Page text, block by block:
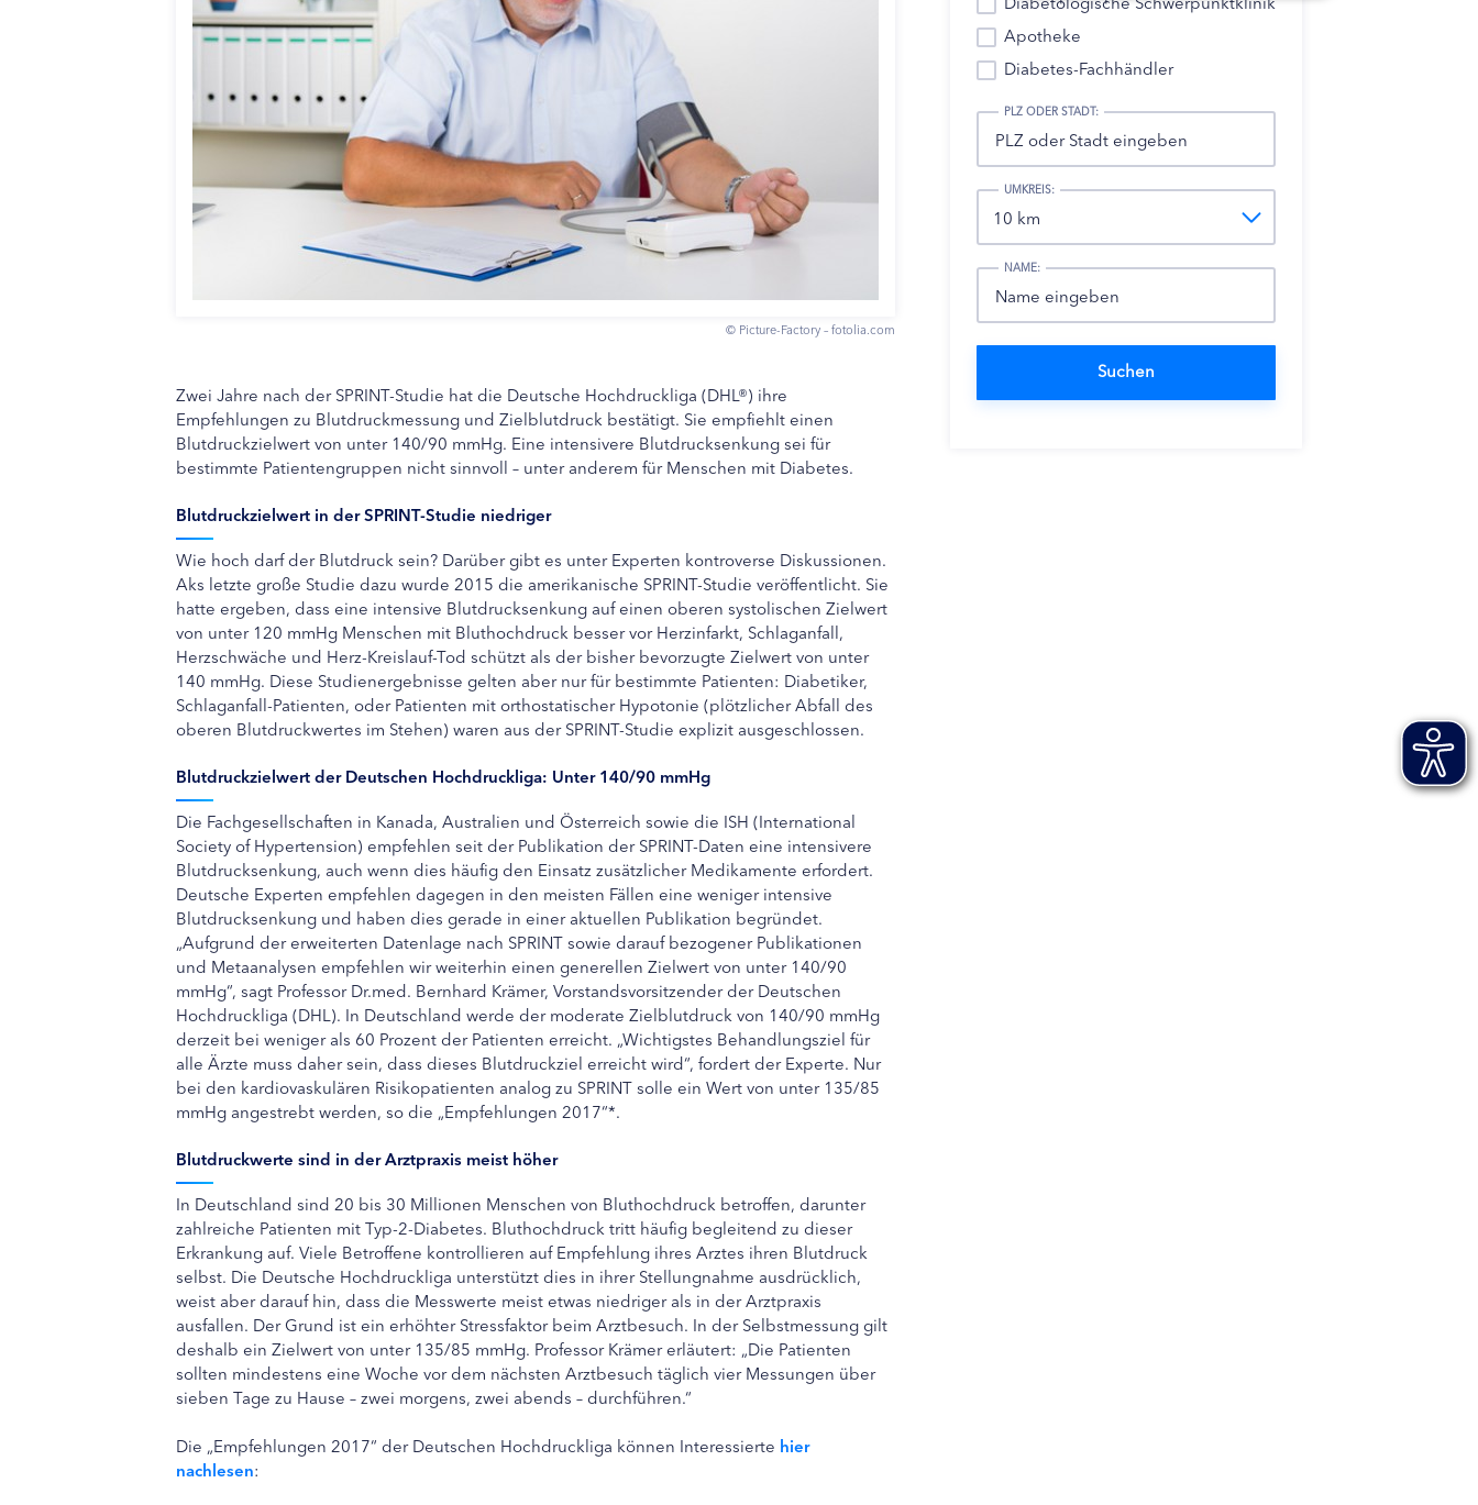
© Picture-Factory – fotolia.com
Zwei Jahre nach der SPRINT-Studie hat die Deutsche Hochdruckliga (DHL®) ihre
Empfehlungen zu Blutdruckmessung und Zielblutdruck bestätigt. Sie empfiehlt einen
Blutdruckzielwert von unter 140/90 mmHg. Eine intensivere Blutdrucksenkung sei für
bestimmte Patientengruppen nicht sinnvoll – unter anderem für Menschen mit Diabetes.
Blutdruckzielwert in der SPRINT-Studie niedriger
Wie hoch darf der Blutdruck sein? Darüber gibt es unter Experten kontroverse Diskussionen.
Aks letzte große Studie dazu wurde 2015 die amerikanische SPRINT-Studie veröffentlicht. Sie
hatte ergeben, dass eine intensive Blutdrucksenkung auf einen oberen systolischen Zielwert
von unter 120 mmHg Menschen mit Bluthochdruck besser vor Herzinfarkt, Schlaganfall,
Herzschwäche und Herz-Kreislauf-Tod schützt als der bisher bevorzugte Zielwert von unter
140 mmHg. Diese Studienergebnisse gelten aber nur für bestimmte Patienten: Diabetiker,
Schlaganfall-Patienten, oder Patienten mit orthostatischer Hypotonie (plötzlicher Abfall des
oberen Blutdruckwertes im Stehen) waren aus der SPRINT-Studie explizit ausgeschlossen.
Blutdruckzielwert der Deutschen Hochdruckliga: Unter 140/90 mmHg
Die Fachgesellschaften in Kanada, Australien und Österreich sowie die ISH (International
Society of Hypertension) empfehlen seit der Publikation der SPRINT-Daten eine intensivere
Blutdrucksenkung, auch wenn dies häufig den Einsatz zusätzlicher Medikamente erfordert.
Deutsche Experten empfehlen dagegen in den meisten Fällen eine weniger intensive
Blutdrucksenkung und haben dies gerade in einer aktuellen Publikation begründet.
„Aufgrund der erweiterten Datenlage nach SPRINT sowie darauf bezogener Publikationen
und Metaanalysen empfehlen wir weiterhin einen generellen Zielwert von unter 140/90
mmHg“, sagt Professor Dr.med. Bernhard Krämer, Vorstandsvorsitzender der Deutschen
Hochdruckliga (DHL). In Deutschland werde der moderate Zielblutdruck von 140/90 mmHg
derzeit bei weniger als 60 Prozent der Patienten erreicht. „Wichtigstes Behandlungsziel für
alle Ärzte muss daher sein, dass dieses Blutdruckziel erreicht wird“, fordert der Experte. Nur
bei den kardiovaskulären Risikopatienten analog zu SPRINT solle ein Wert von unter 135/85
mmHg angestrebt werden, so die „Empfehlungen 2017“*.
Blutdruckwerte sind in der Arztpraxis meist höher
In Deutschland sind 20 bis 30 Millionen Menschen von Bluthochdruck betroffen, darunter
zahlreiche Patienten mit Typ-2-Diabetes. Bluthochdruck tritt häufig begleitend zu dieser
Erkrankung auf. Viele Betroffene kontrollieren auf Empfehlung ihres Arztes ihren Blutdruck
selbst. Die Deutsche Hochdruckliga unterstützt dies in ihrer Stellungnahme ausdrücklich,
weist aber darauf hin, dass die Messwerte meist etwas niedriger als in der Arztpraxis
ausfallen. Der Grund ist ein erhöhter Stressfaktor beim Arztbesuch. In der Selbstmessung gilt
deshalb ein Zielwert von unter 135/85 mmHg. Professor Krämer erläutert: „Die Patienten
sollten mindestens eine Woche vor dem nächsten Arztbesuch täglich vier Messungen über
sieben Tage zu Hause – zwei morgens, zwei abends – durchführen.“
Die „Empfehlungen 2017“ der Deutschen Hochdruckliga können Interessierte hier
nachlesen:
Apotheke
Diabetes-Fachhändler
PLZ ODER STADT:
UMKREIS:
NAME: